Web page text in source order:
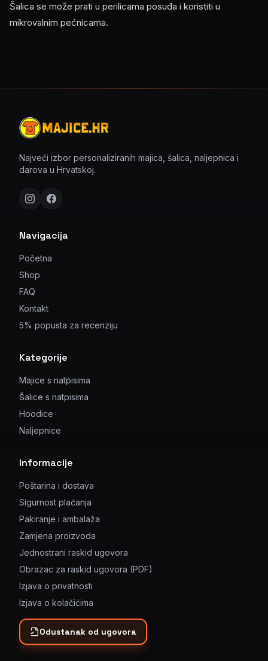
Šalica se može prati u perilicama posuđa i koristiti u
mikrovalnim pećnicama.
Najveći izbor personaliziranih majica, šalica, naljepnica i
darova u Hrvatskoj.
Navigacija
Početna
Shop
FAQ
Kontakt
5% popusta za recenziju
Kategorije
Majice s natpisima
Šalice s natpisima
Hoodice
Naljepnice
Informacije
Poštarina i dostava
Sigurnost plaćanja
Pakiranje i ambalaža
Zamjena proizvoda
Jednostrani raskid ugovora
Obrazac za raskid ugovora (PDF)
Izjava o privatnosti
Izjava o kolačićima
Odustanak od ugovora